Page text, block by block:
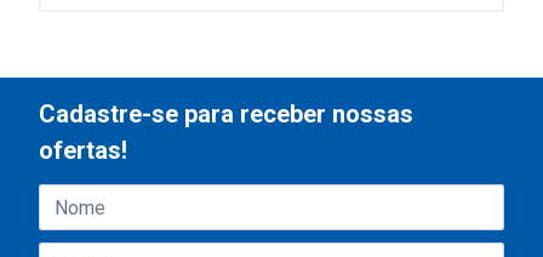
Cadastre-se para receber nossas
ofertas!